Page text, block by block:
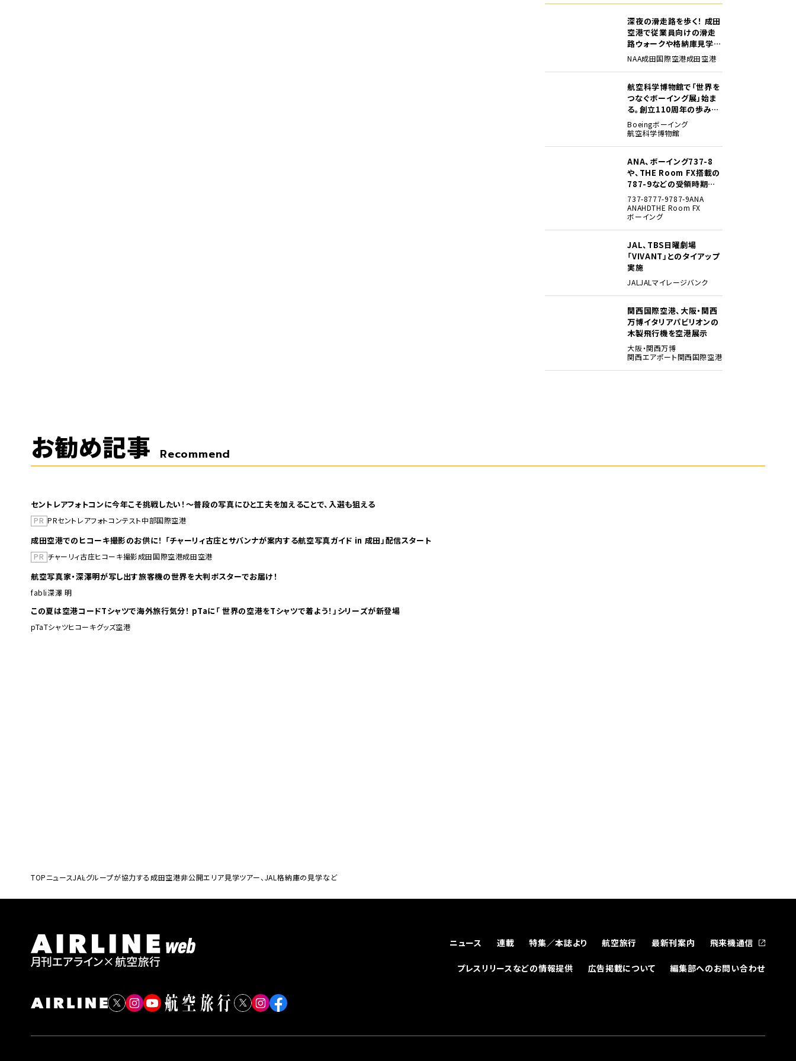
深夜の滑走路を歩く！ 成田
空港で従業員向けの滑走
路ウォークや格納庫見学イ
ベントを初開催
NAA成田国際空港成田空港
航空科学博物館で「世界を
つなぐボーイング展」始ま
る。創立110周年の歩みを
貴重な資料でたどる
Boeingボーイング
航空科学博物館
ANA、ボーイング737-8
や、THE Room FX搭載の
787-9などの受領時期見
込みを明らかに
737-8777-9787-9ANA
ANAHDTHE Room FX
ボーイング
JAL、TBS日曜劇場
「VIVANT」とのタイアップ
実施
JALJALマイレージバンク
関西国際空港、大阪・関西
万博イタリアパビリオンの
木製飛行機を空港展示
大阪・関西万博
関西エアポート関西国際空港
お勧め記事 Recommend
セントレアフォトコンに今年こそ挑戦したい！～普段の写真にひと工夫を加えることで、入選も狙える
PR PRセントレアフォトコンテスト中部国際空港
成田空港でのヒコーキ撮影のお供に！ 「チャーリィ古庄とサバンナが案内する航空写真ガイド in 成田」配信スタート
PR チャーリィ古庄ヒコーキ撮影成田国際空港成田空港
航空写真家・深澤明が写し出す旅客機の世界を大判ポスターでお届け！
fabli深澤 明
この夏は空港コードTシャツで海外旅行気分！ pTaに「 世界の空港をTシャツで着よう！」シリーズが新登場
pTaTシャツヒコーキグッズ空港
TOPニュースJALグループが協力する成田空港非公開エリア見学ツアー、JAL格納庫の見学など
ニュース 連載 特集／本誌より 航空旅行 最新刊案内 飛来機通信
プレスリリースなどの情報提供 広告掲載について 編集部へのお問い合わせ